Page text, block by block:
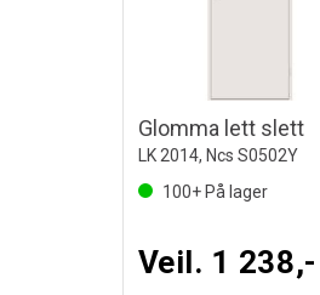
Glomma lett slett
LK 2014, Ncs S0502Y
100+På lager
Veil. 1 238,-